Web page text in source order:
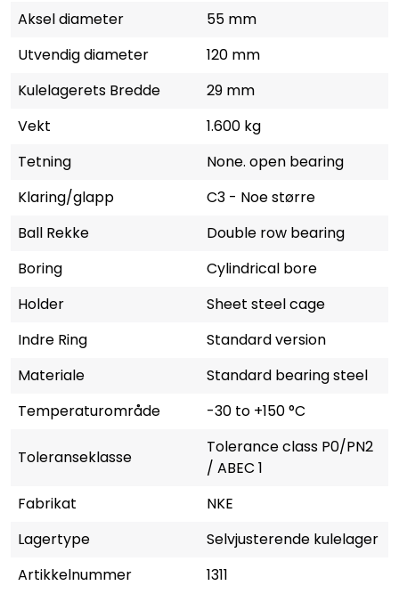
Aksel diameter
55 mm
Utvendig diameter
120 mm
Kulelagerets Bredde
29 mm
Vekt
1.600 kg
Tetning
None. open bearing
Klaring/glapp
C3 - Noe større
Ball Rekke
Double row bearing
Boring
Cylindrical bore
Holder
Sheet steel cage
Indre Ring
Standard version
Materiale
Standard bearing steel
Temperaturområde
-30 to +150 °C
Toleranseklasse
Tolerance class P0/PN2
/ ABEC 1
Fabrikat
NKE
Lagertype
Selvjusterende kulelager
Artikkelnummer
1311